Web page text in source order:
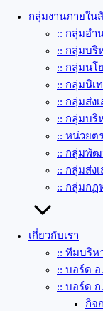
กลุ่มงานภายใน
:: กลุ่มอำ
:: กลุ่มบริ
:: กลุ่มนโ
:: กลุ่มนิเ
:: กลุ่มส่ง
:: กลุ่มบริ
:: หน่วยต
:: กลุ่มพัฒ
:: กลุ่มส่ง
:: กลุ่มกฏ
เกี่ยวกับเรา
:: ทีมบริห
:: บอร์ด
:: บอร์ด
กิจ